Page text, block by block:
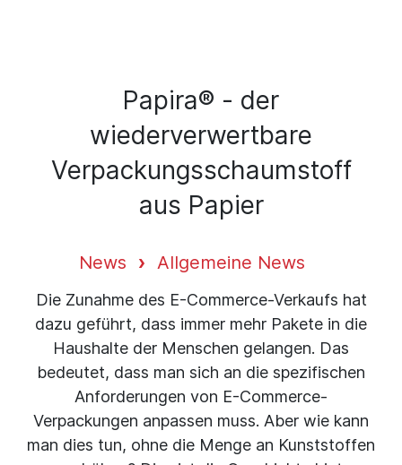
Papira® - der
wiederverwertbare
Verpackungsschaumstoff
aus Papier
News Allgemeine News
Die Zunahme des E-Commerce-Verkaufs hat
dazu geführt, dass immer mehr Pakete in die
Haushalte der Menschen gelangen. Das
bedeutet, dass man sich an die spezifischen
Anforderungen von E-Commerce-
Verpackungen anpassen muss. Aber wie kann
man dies tun, ohne die Menge an Kunststoffen